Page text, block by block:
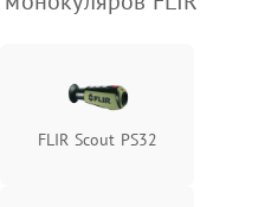
Подробнее →
FLIR Scout PS32